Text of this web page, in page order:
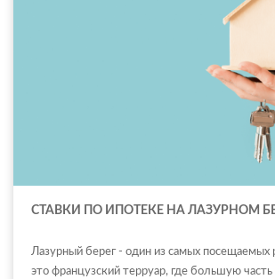
СТАВКИ ПО ИПОТЕКЕ НА ЛАЗУРНОМ
Лазурный берег - один из самых посещаемых
это французский терруар, где большую часть